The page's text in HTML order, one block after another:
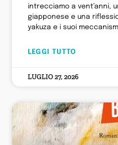
intrecciamo a vent’anni,
giapponese e una
yakuza e i suoi
LEGGI TUTTO
LUGLIO 27, 2026